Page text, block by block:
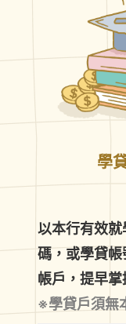
學
以本行有效
碼，或學貸
帳戶，提早掌
※學貸戶須無